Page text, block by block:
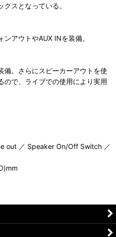
スとなっている。
アウトやAUX INを装備。
備。さらにスピーカーアウトを使
ので、ライブでの使用により実用
out ／ Speaker On/Off Switch ／